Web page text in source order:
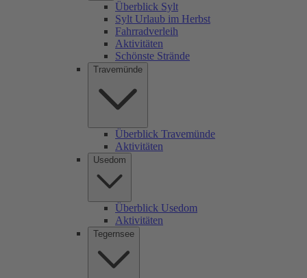
Überblick Sylt
Sylt Urlaub im Herbst
Fahrradverleih
Aktivitäten
Schönste Strände
Travemünde
Überblick Travemünde
Aktivitäten
Usedom
Überblick Usedom
Aktivitäten
Tegernsee